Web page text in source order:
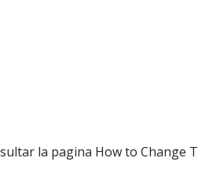
la pagina How to Change